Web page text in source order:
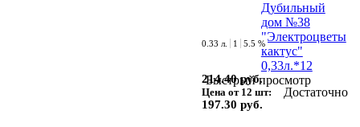
Быстрый просмотр
0.33 л. 1 5.5 %
214.40 руб.
Цена от 12 шт:
197.30 руб.
Достаточно